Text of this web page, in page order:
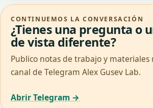
CONTINUEMOS LA CONVERSACIÓN
¿Tienes una pregunta o
de vista diferente?
Publico notas de trabajo y materiales
canal de Telegram Alex Gusev Lab.
Abrir Telegram →